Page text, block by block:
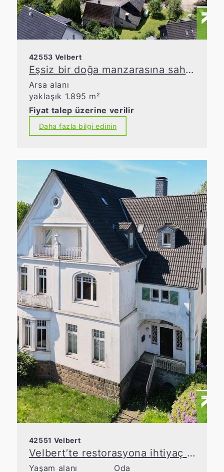
42553 Velbert
Eşsiz bir doğa manzarasına sahip, pastoral bir konumda yer alan geniş inşaat arsası
Arsa alanı
yaklaşık 1.895 m²
Fiyat talep üzerine verilir
Daha fazla bilgi edinin
42551 Velbert
Velbert’te restorasyona ihtiyaç duyan tarihi yapı – Vergi avantajlarından yararlanın
Yaşam alanı Oda